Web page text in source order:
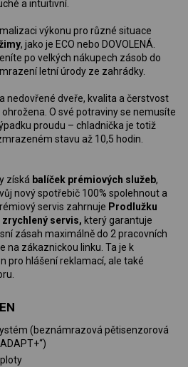
a intuitivní.
výkonu pro různé situace
, jako je ECO nebo DOVOLENÁ.
po velkých nákupech zásob do
letní úrody ze zahrádky.
nedovřené dveře, kvalita a čerstvost
O své potraviny se nemusíte
proudu – chladnička je totiž
stavu až 10,5 hodin.
získá balíček prémiových služeb,
nový spotřebič 100% spolehnout a
servis zahrnuje Prodlužku
zrychlený servis, který garantuje
zásah maximálně do 2 pracovních
na zákaznickou linku. Ta je k
pro hlášení reklamací, ale také
(beznámrazová pětisenzorová